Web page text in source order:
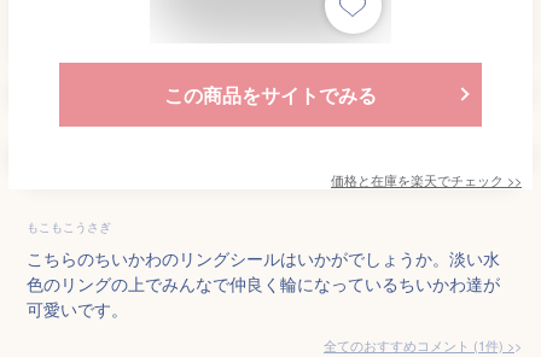
この商品をサイトでみる
価格と在庫を楽天でチェック >>
もこもこうさぎ
こちらのちいかわのリングシールはいかがでしょうか。淡い水
色のリングの上でみんなで仲良く輪になっているちいかわ達が
可愛いです。
全てのおすすめコメント (1件) >